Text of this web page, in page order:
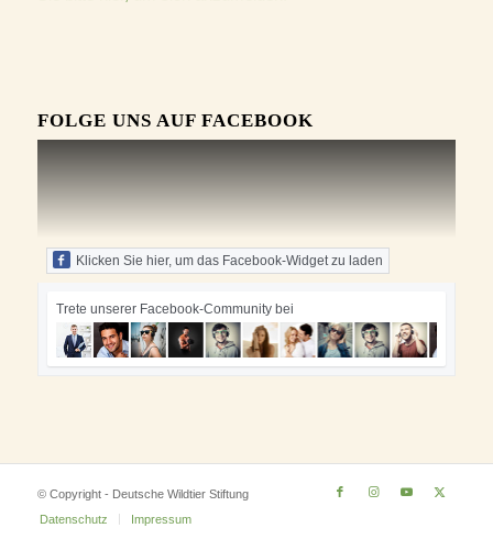
FOLGE UNS AUF FACEBOOK
Klicken Sie hier, um das Facebook-Widget zu laden
Trete unserer Facebook-Community bei
© Copyright - Deutsche Wildtier Stiftung
Datenschutz
Impressum